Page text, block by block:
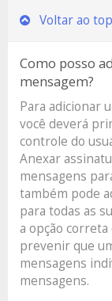
Voltar ao
Como posso
mensagem?
Para adicionar
você deverá
controle do
Anexar
mensagens
também pode
para todas as
a opção
prevenir que
mensagens
mensagens.